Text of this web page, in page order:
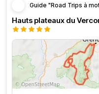
Guide "Road Trips à
Hauts plateaux du